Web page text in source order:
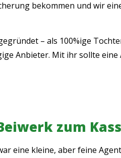
bekommen und wir
– als 100%ige
Anbieter. Mit ihr sollte
zum
eine kleine, aber feine